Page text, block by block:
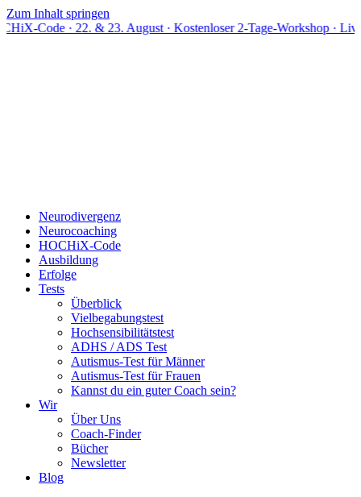
Zum Inhalt springen
· 22. & 23. August · Kostenloser 2-Tage-Workshop · Live online
Neurodivergenz
Neurocoaching
HOCHiX-Code
Ausbildung
Erfolge
Tests
Überblick
Vielbegabungstest
Hochsensibilitätstest
ADHS / ADS Test
Autismus-Test für Männer
Autismus-Test für Frauen
Kannst du ein guter Coach sein?
Wir
Über Uns
Coach-Finder
Bücher
Newsletter
Blog